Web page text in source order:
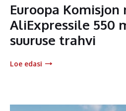
Euroopa Komisjon
AliExpressile 550
suuruse trahvi
Loe edasi